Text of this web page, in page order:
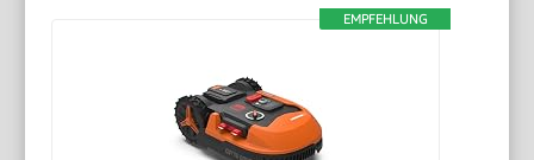
EMPFEHLUNG